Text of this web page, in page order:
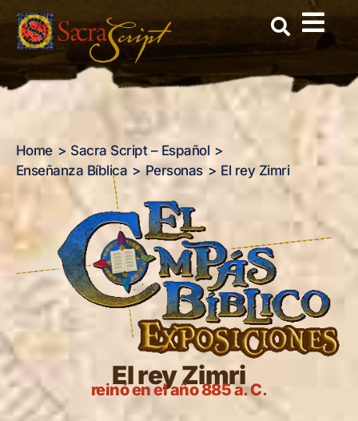
Skip
content
El rey Zimri
Home
Sacra Script – Español
Enseñanza Bíblica
Personas El rey Zimri
El rey Zimri
reinó en el año 885 a. C.